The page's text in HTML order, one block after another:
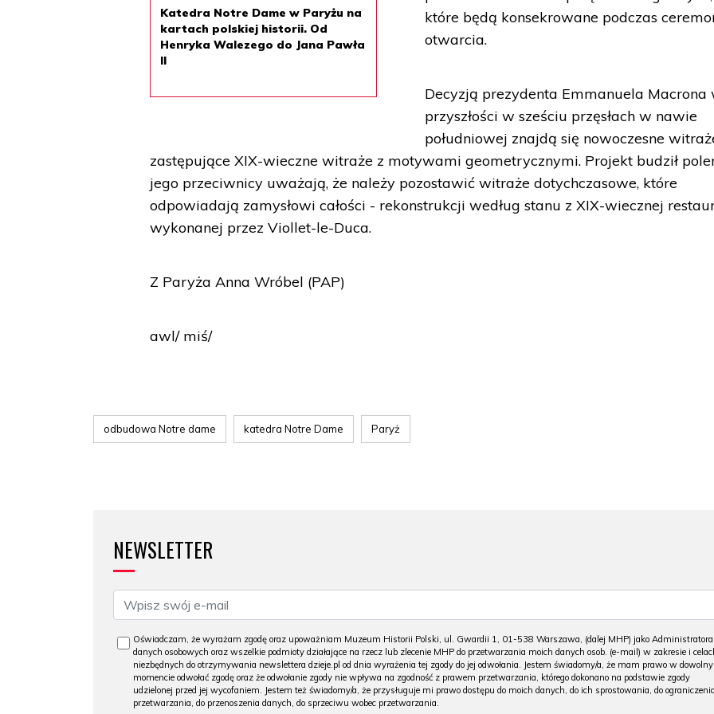
Katedra Notre Dame w Paryżu na
kartach polskiej historii. Od
Henryka Walezego do Jana Pawła
II
które będą konsekrowane podczas
otwarcia.
Decyzją prezydenta Emmanuela Macrona
przyszłości w sześciu przęsłach w nawie
południowej znajdą się nowoczesne
zastępujące XIX-wieczne witraże z motywami geometrycznymi. Projekt budził
jego przeciwnicy uważają, że należy pozostawić witraże dotychczasowe, które
odpowiadają zamysłowi całości - rekonstrukcji według stanu z XIX-wiecznej
wykonanej przez Viollet-le-Duca.
Z Paryża Anna Wróbel (PAP)
awl/ miś/
odbudowa Notre dame katedra Notre Dame Paryż
NEWSLETTER
Oświadczam, że wyrażam zgodę oraz upoważniam Muzeum Historii Polski, ul. Gwardii 1, 01-538 Warszawa, (dalej MHP) jako Administratora
danych osobowych oraz wszelkie podmioty działające na rzecz lub zlecenie MHP do przetwarzania moich danych osob. (e-mail) w zakresie i
niezbędnych do otrzymywania newslettera dzieje.pl od dnia wyrażenia tej zgody do jej odwołania. Jestem świadomy/a, że mam prawo w
momencie odwołać zgodę oraz że odwołanie zgody nie wpływa na zgodność z prawem przetwarzania, którego dokonano na podstawie zgody
udzielonej przed jej wycofaniem. Jestem też świadomy/a, że przysługuje mi prawo dostępu do moich danych, do ich sprostowania, do ograniczenia
przetwarzania, do przenoszenia danych, do sprzeciwu wobec przetwarzania.